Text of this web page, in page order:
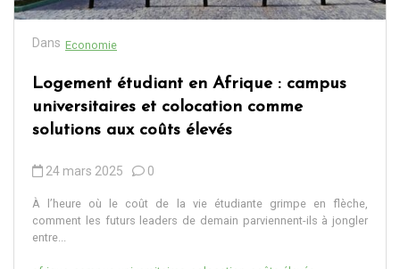
Dans Economie
Logement étudiant en Afrique : campus
universitaires et colocation comme
solutions aux coûts élevés
24 mars 2025 0
À l’heure où le coût de la vie étudiante grimpe en flèche,
comment les futurs leaders de demain parviennent-ils à jongler
entre...